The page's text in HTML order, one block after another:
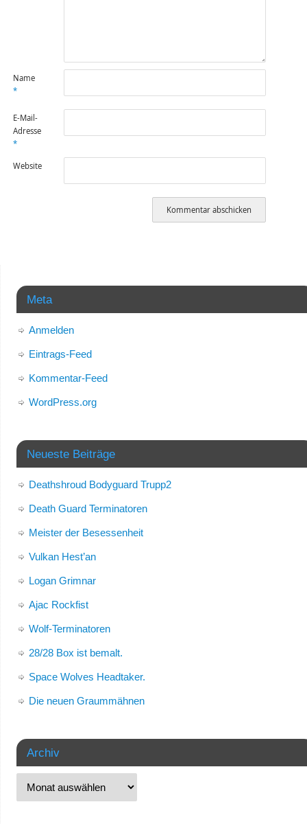
Name
*
E-Mail-
Adresse
*
Website
Meta
Anmelden
Eintrags-Feed
Kommentar-Feed
WordPress.org
Neueste Beiträge
Deathshroud Bodyguard Trupp2
Death Guard Terminatoren
Meister der Besessenheit
Vulkan Hest’an
Logan Grimnar
Ajac Rockfist
Wolf-Terminatoren
28/28 Box ist bemalt.
Space Wolves Headtaker.
Die neuen Graummähnen
Archiv